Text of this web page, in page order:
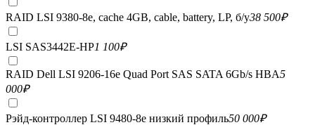
RAID LSI 9380-8e, сache 4GB, cable, battery, LP, б/у38 500₽
LSI SAS3442E-HP1 100₽
RAID Dell LSI 9206-16e Quad Port SAS SATA 6Gb/s HBA5
000₽
Рэйд-контроллер LSI 9480-8e низкий профиль50 000₽